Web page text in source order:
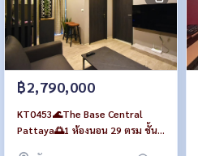
฿2,790,000
KT0453🌊The Base Central
Pattaya🌅1 ห้องนอน 29 ตรม ชั้น